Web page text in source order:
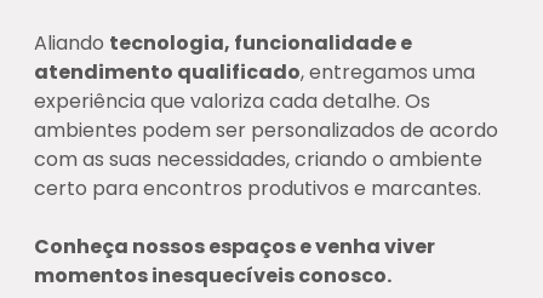
Aliando tecnologia, funcionalidade e
atendimento qualificado, entregamos uma
experiência que valoriza cada detalhe. Os
ambientes podem ser personalizados de acordo
com as suas necessidades, criando o ambiente
certo para encontros produtivos e marcantes.
Conheça nossos espaços e venha viver
momentos inesquecíveis conosco.